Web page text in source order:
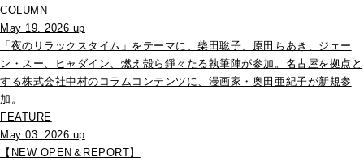
COLUMN
May 19. 2026 up
「夜のリラックスタイム」をテーマに、柴田聡子、原田ちあき、ジェー
ン・スー、ヒャダイン、燃え殻ら錚々たる執筆陣が参加。名古屋を拠点と
する株式会社中村のコラムコンテンツに、漫画家・奥田亜紀子が新規参
加。
FEATURE
May 03. 2026 up
【NEW OPEN＆REPORT】